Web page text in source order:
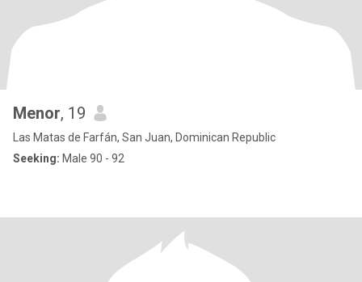
Menor, 19
Las Matas de Farfán, San Juan, Dominican Republic
Seeking: Male 90 - 92